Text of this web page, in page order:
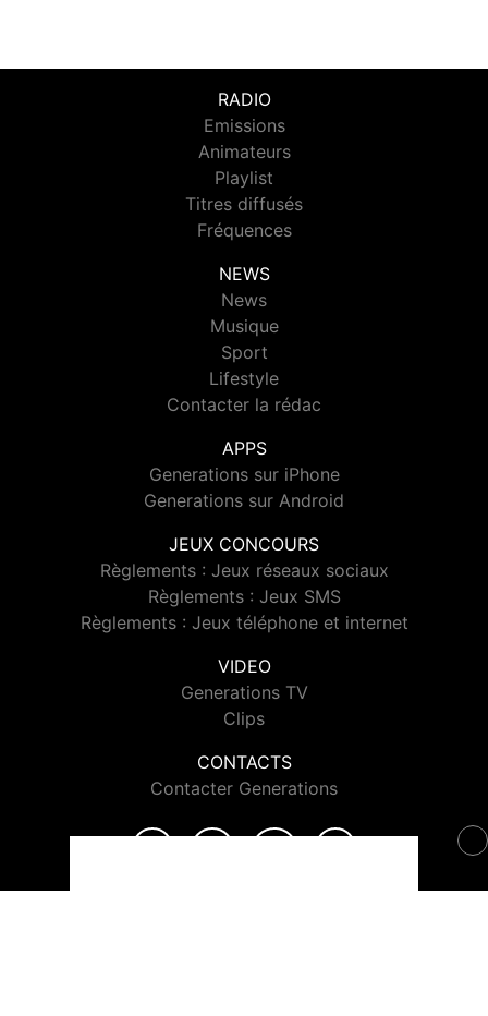
RADIO
Emissions
Animateurs
Playlist
Titres diffusés
Fréquences
NEWS
News
Musique
Sport
Lifestyle
Contacter la rédac
APPS
Generations sur iPhone
Generations sur Android
JEUX CONCOURS
Règlements : Jeux réseaux sociaux
Règlements : Jeux SMS
Règlements : Jeux téléphone et internet
VIDEO
Generations TV
Clips
CONTACTS
Contacter Generations